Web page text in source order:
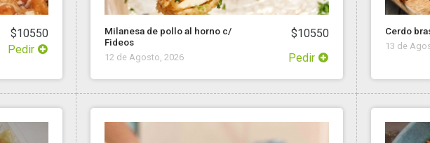
$10550
Pedir
Milanesa de pollo al horno c/
Fideos
$10550
12 de Agosto, 2026 Pedir
Cerdo
13 de